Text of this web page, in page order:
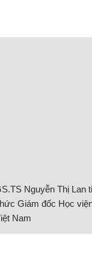
Nguyễn Thị Lan
Giám đốc Học
Nam